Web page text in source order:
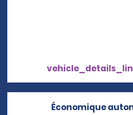
Économique